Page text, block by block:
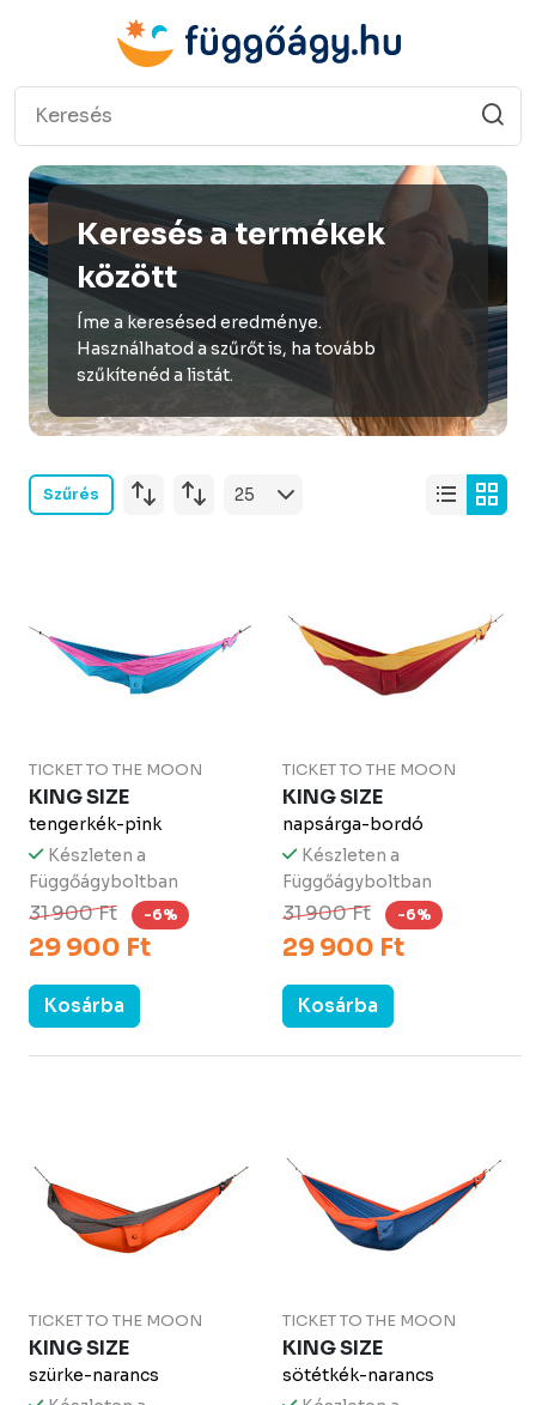
Keresés a termékek
között
Íme a keresésed eredménye.
Használhatod a szűrőt is, ha tovább
szűkítenéd a listát.
Szűrés
TICKET TO THE MOON
KING SIZE
tengerkék-pink
Készleten a
Függőágyboltban
31 900 Ft -6%
29 900 Ft
Kosárba
TICKET TO THE MOON
KING SIZE
napsárga-bordó
Készleten a
Függőágyboltban
31 900 Ft -6%
29 900 Ft
Kosárba
TICKET TO THE MOON
KING SIZE
szürke-narancs
TICKET TO THE MOON
KING SIZE
sötétkék-narancs